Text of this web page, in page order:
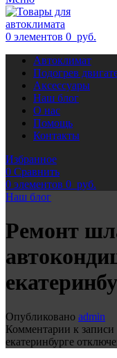
0 элементов 0 руб.
Автоклимат
Подогрев
Аксессуары
Наш блог
О нас
Помощь
Контакты
Избранное
0 Сравнить
0 элементов 0 руб.
Наш блог
Ремонт
Опубликовано admin
Комментарии к
екатеринбурге